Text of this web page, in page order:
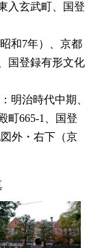
入玄武町、国登
昭和7年）、京都
国登録有形文化
：明治時代中期、
町665-1、国登
外・右下（京